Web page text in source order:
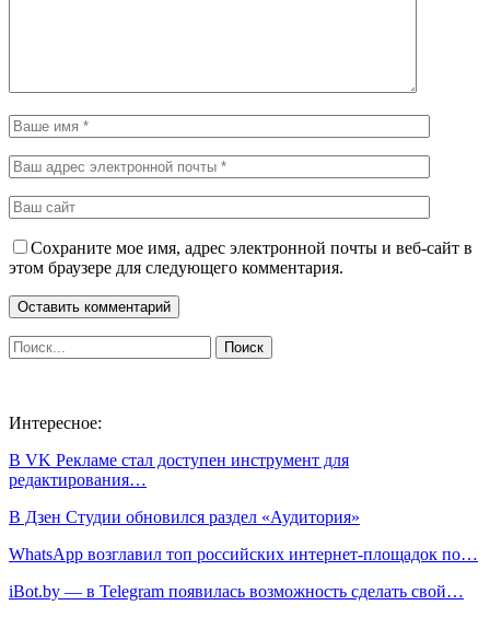
Сохраните мое имя, адрес электронной почты и веб-сайт в
этом браузере для следующего комментария.
Интересное:
В VK Рекламе стал доступен инструмент для
редактирования…
В Дзен Студии обновился раздел «Аудитория»
WhatsApp возглавил топ российских интернет-площадок по…
iBot.by — в Telegram появилась возможность сделать свой…